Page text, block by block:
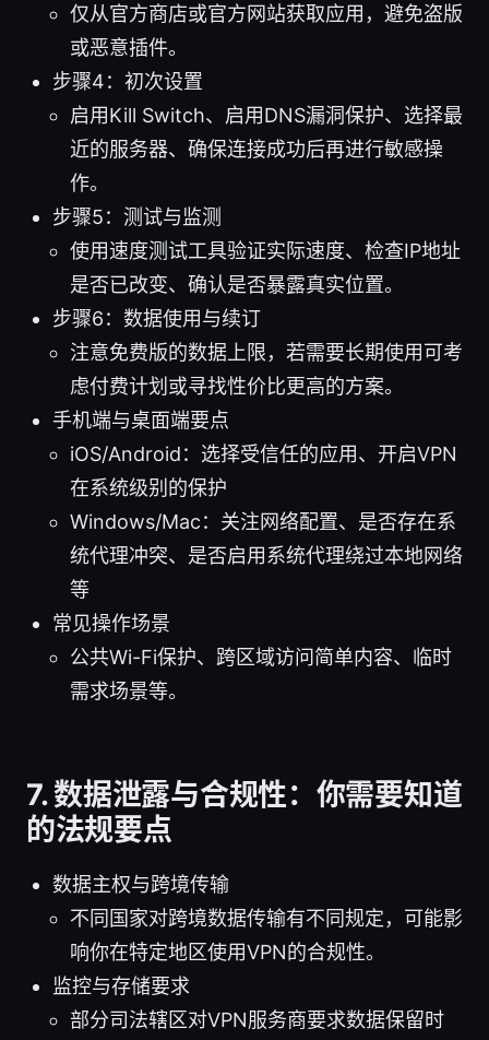
仅从官方商店或官方网站获取应用，避免盗版
或恶意插件。
步骤4：初次设置
启用Kill Switch、启用DNS漏洞保护、选择最
近的服务器、确保连接成功后再进行敏感操
作。
步骤5：测试与监测
使用速度测试工具验证实际速度、检查IP地址
是否已改变、确认是否暴露真实位置。
步骤6：数据使用与续订
注意免费版的数据上限，若需要长期使用可考
虑付费计划或寻找性价比更高的方案。
手机端与桌面端要点
iOS/Android：选择受信任的应用、开启VPN
在系统级别的保护
Windows/Mac：关注网络配置、是否存在系
统代理冲突、是否启用系统代理绕过本地网络
等
常见操作场景
公共Wi-Fi保护、跨区域访问简单内容、临时
需求场景等。
7. 数据泄露与合规性：你需要知道
的法规要点
数据主权与跨境传输
不同国家对跨境数据传输有不同规定，可能影
响你在特定地区使用VPN的合规性。
监控与存储要求
部分司法辖区对VPN服务商要求数据保留时